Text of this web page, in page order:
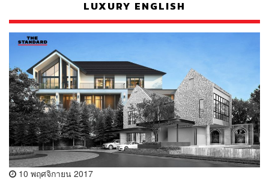
LUXURY ENGLISH
10 พฤศจิกายน 2017